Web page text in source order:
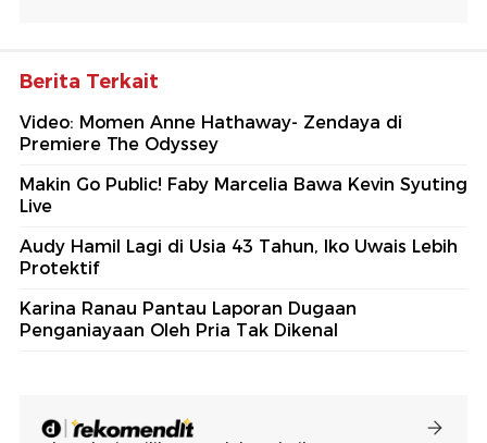
Berita Terkait
Video: Momen Anne Hathaway- Zendaya di
Premiere The Odyssey
Makin Go Public! Faby Marcelia Bawa Kevin Syuting
Live
Audy Hamil Lagi di Usia 43 Tahun, Iko Uwais Lebih
Protektif
Karina Ranau Pantau Laporan Dugaan
Penganiayaan Oleh Pria Tak Dikenal